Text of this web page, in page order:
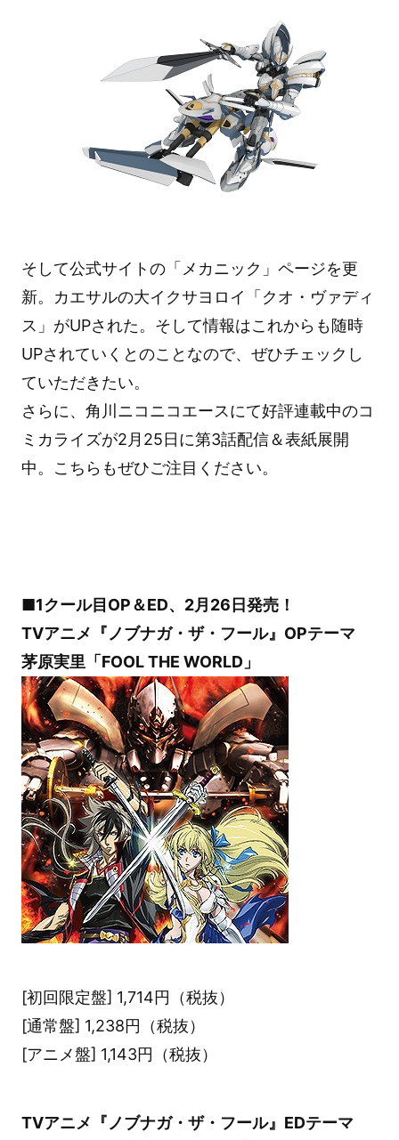
そして公式サイトの「メカニック」ページを更
新。カエサルの大イクサヨロイ「クオ・ヴァディ
ス」がUPされた。そして情報はこれからも随時
UPされていくとのことなので、ぜひチェックし
ていただきたい。
さらに、角川ニコニコエースにて好評連載中のコ
ミカライズが2月25日に第3話配信＆表紙展開
中。こちらもぜひご注目ください。
■1クール目OP＆ED、2月26日発売！
TVアニメ『ノブナガ・ザ・フール』OPテーマ
茅原実里「FOOL THE WORLD」
[初回限定盤] 1,714円（税抜）
[通常盤] 1,238円（税抜）
[アニメ盤] 1,143円（税抜）
TVアニメ『ノブナガ・ザ・フール』EDテーマ